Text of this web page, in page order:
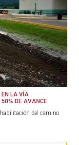
EN LA VÍA
DE AVANCE
del camino